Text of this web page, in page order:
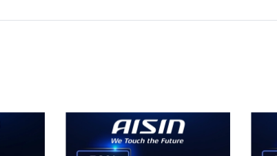
không khí.
da và mắt.